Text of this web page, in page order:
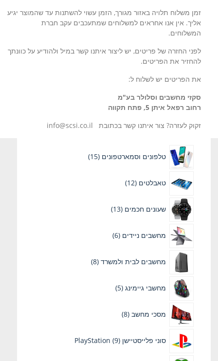
זמן משלוח תלויה באזור מגורך, הזמן עשוי להשתנות עד שהמוצר יגיע
אליך. אין אנו אחראים למשלוחים שמתעכבים עקב חברת
המשלוחים.
לפני החזרה של פריטים, יש ליצור איתנו קשר במיל ולהודיע על כוונתך
להחזיר את הפריטים.
את הפריטים יש לשלוח ל:
סקזי מחשבים וסלולר בע"מ
רחוב רפאל איתן 5, פתח תקווה
זקוק לעזרה? צור איתנו קשר בכתובת info@scsi.co.il
טלפונים וסמארטפונים 15מוצרים
טאבלטים 12מוצרים
שעונים חכמים 13מוצרים
מחשבים ניידים 6מוצרים
מחשבים לבית ולמשרד 8מוצרים
מחשבי גיימינג 5מוצרים
מסכי מחשב 8מוצרים
סוני פלייסטיישן PlayStation 9
מוצרים